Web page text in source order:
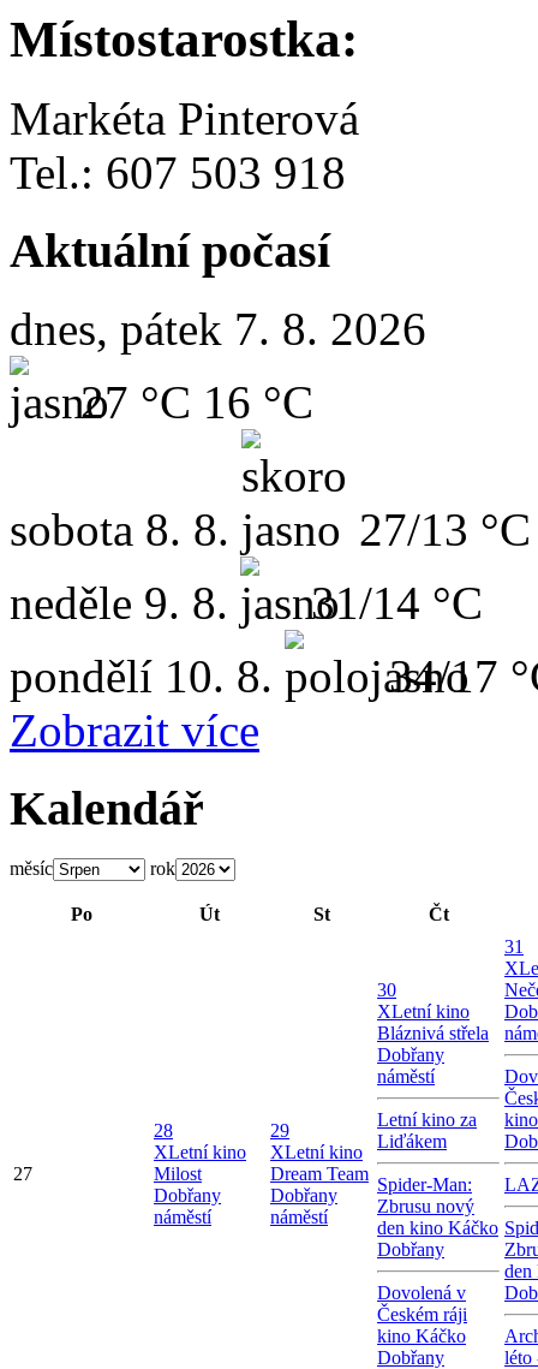
Místostarostka:
Markéta Pinterová
Tel.: 607 503 918
Aktuální počasí
dnes, pátek 7. 8. 2026
27 °C 16 °C
sobota 8. 8.
27/13 °C
neděle 9. 8.
31/14 °C
pondělí 10. 8.
34/17
Zobrazit více
Kalendář
měsíc rok
Po Út St Čt
27
28
XLetní kino
Milost
Dobřany
náměstí
29
XLetní kino
Dream Team
Dobřany
náměstí
30
XLetní kino
Bláznivá střela
Dobřany
náměstí
Letní kino za
Liďákem
Spider-Man:
Zbrusu nový
den kino Káčko
Dobřany
Dovolená v
Českém ráji
kino Káčko
Dobřany
31
X
den
léto